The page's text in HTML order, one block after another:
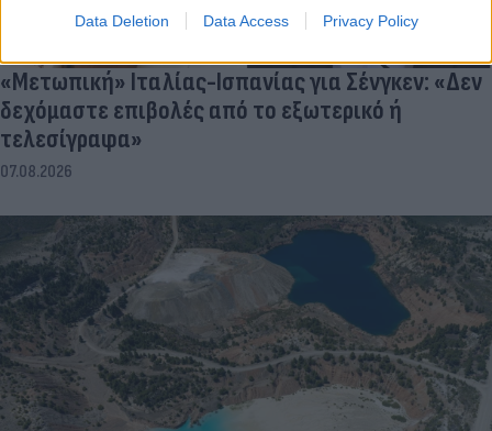
Data Deletion Data Access Privacy Policy
«Μετωπική» Ιταλίας-Ισπανίας για Σένγκεν: «Δεν
δεχόμαστε επιβολές από το εξωτερικό ή
τελεσίγραφα»
07.08.2026